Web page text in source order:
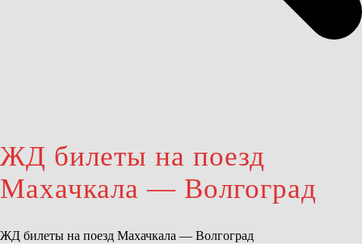
ЖД билеты на поезд
Махачкала — Волгоград
ЖД билеты на поезд Махачкала — Волгоград